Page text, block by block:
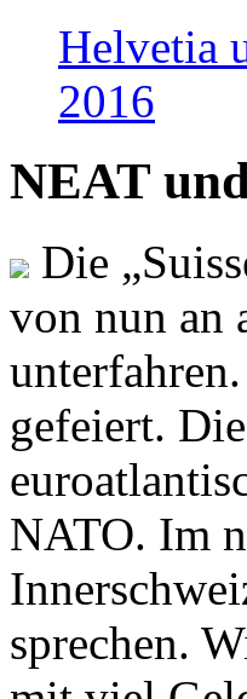
Helvetia
2016
NEAT
Die
von nun an
gefeiert.
NATO. Im
sprechen.